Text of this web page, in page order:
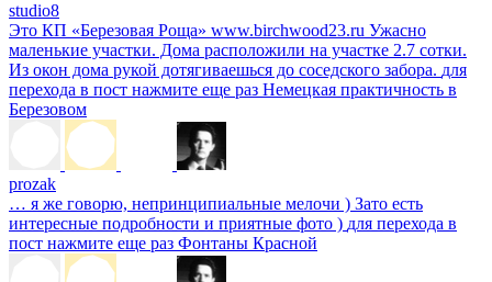
studio8
Это КП «Березовая Роща» www.birchwood23.ru Ужасно
маленькие участки. Дома расположили на участке 2.7 сотки.
Из окон дома рукой дотягиваешься до соседского забора. для
перехода в пост нажмите еще раз Немецкая практичность в
Березовом
prozak
… я же говорю, непринципиальные мелочи ) Зато есть
интересные подробности и приятные фото ) для перехода в
пост нажмите еще раз Фонтаны Красной